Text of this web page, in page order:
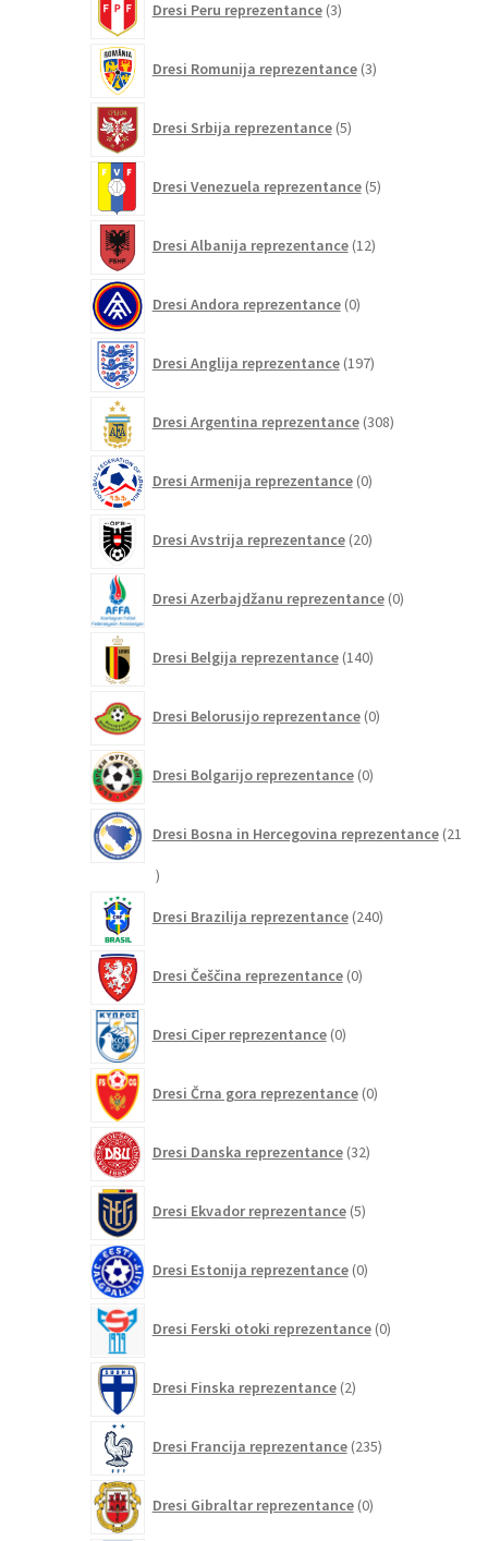
Dresi Peru reprezentance 3izdelki
Dresi Romunija reprezentance 3izdelki
Dresi Srbija reprezentance 5izdelkov
Dresi Venezuela reprezentance 5izdelkov
Dresi Albanija reprezentance 12izdelkov
Dresi Andora reprezentance 0izdelkov
Dresi Anglija reprezentance 197izdelkov
Dresi Argentina reprezentance 308izdelkov
Dresi Armenija reprezentance 0izdelkov
Dresi Avstrija reprezentance 20izdelkov
Dresi Azerbajdžanu reprezentance 0izdelkov
Dresi Belgija reprezentance 140izdelkov
Dresi Belorusijo reprezentance 0izdelkov
Dresi Bolgarijo reprezentance 0izdelkov
Dresi Bosna in Hercegovina reprezentance 21
21
Dresi Brazilija reprezentance 240izdelkov
Dresi Češčina reprezentance 0izdelkov
Dresi Ciper reprezentance 0izdelkov
Dresi Črna gora reprezentance 0izdelkov
Dresi Danska reprezentance 32izdelkov
Dresi Ekvador reprezentance 5izdelkov
Dresi Estonija reprezentance 0izdelkov
Dresi Ferski otoki reprezentance 0izdelkov
Dresi Finska reprezentance 2izdelka
Dresi Francija reprezentance 235izdelkov
Dresi Gibraltar reprezentance 0izdelkov